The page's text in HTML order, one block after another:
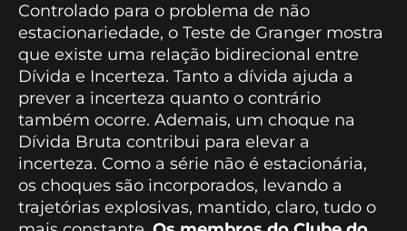
Controlado para o problema de não
estacionariedade, o Teste de Granger mostra
que existe uma relação bidirecional entre
Dívida e Incerteza. Tanto a dívida ajuda a
prever a incerteza quanto o contrário
também ocorre. Ademais, um choque na
Dívida Bruta contribui para elevar a
incerteza. Como a série não é estacionária,
os choques são incorporados, levando a
trajetórias explosivas, mantido, claro, tudo o